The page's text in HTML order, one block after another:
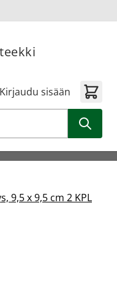
Kirjaudu sisään
9,5 x 9,5 cm 2 KPL